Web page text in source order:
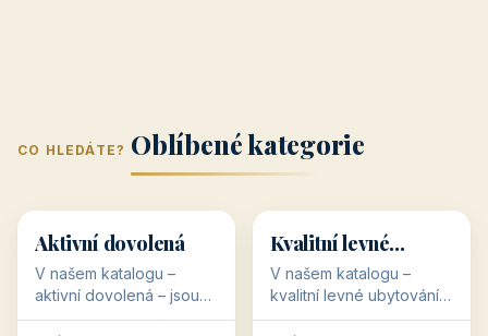
CO HLEDÁTE? Oblíbené kategorie
🥾 36 objektů
Aktivní dovolená
V našem katalogu –
aktivní dovolená – jsou
pro Vás připraveny
💰
💰
34 objektů
Kvalitní levné
ubytování
V našem katalogu –
kvalitní levné ubytování –
jsou pro Vás připraveny